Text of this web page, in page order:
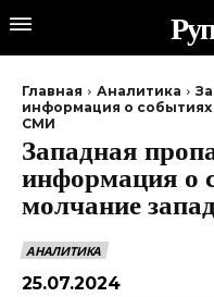
Главная Аналитика
информация о
СМИ
Западная
информация о
молчание
АНАЛИТИКА
25.07.2024